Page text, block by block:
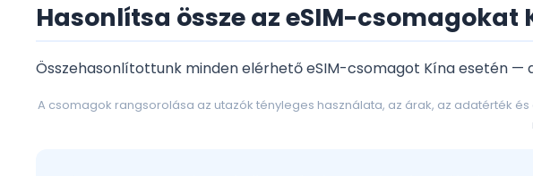
Hasonlítsa össze az eSIM-csomagokat
Összehasonlítottunk minden elérhető eSIM-csomagot Kína esetén —
A csomagok rangsorolása az utazók tényleges használata, az árak, az adatérték